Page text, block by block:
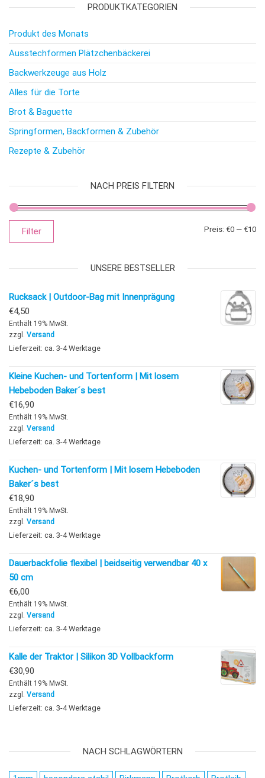
PRODUKTKATEGORIEN
Produkt des Monats
Ausstechformen Plätzchenbäckerei
Backwerkzeuge aus Holz
Alles für die Torte
Brot & Baguette
Springformen, Backformen & Zubehör
Rezepte & Zubehör
NACH PREIS FILTERN
Filter Preis: €0 — €10
UNSERE BESTSELLER
Rucksack | Outdoor-Bag mit Innenprägung
€4,50
Enthält 19% MwSt.
zzgl. Versand
Lieferzeit: ca. 3-4 Werktage
Kleine Kuchen- und Tortenform | Mit losem
Hebeboden Baker´s best
€16,90
Enthält 19% MwSt.
zzgl. Versand
Lieferzeit: ca. 3-4 Werktage
Kuchen- und Tortenform | Mit losem Hebeboden
Baker´s best
€18,90
Enthält 19% MwSt.
zzgl. Versand
Lieferzeit: ca. 3-4 Werktage
Dauerbackfolie flexibel | beidseitig verwendbar 40 x
50 cm
€6,00
Enthält 19% MwSt.
zzgl. Versand
Lieferzeit: ca. 3-4 Werktage
Kalle der Traktor | Silikon 3D Vollbackform
€30,90
Enthält 19% MwSt.
zzgl. Versand
Lieferzeit: ca. 3-4 Werktage
NACH SCHLAGWÖRTERN